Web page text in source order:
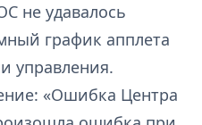
не удавалось
график апплета
управления.
«Ошибка Центра